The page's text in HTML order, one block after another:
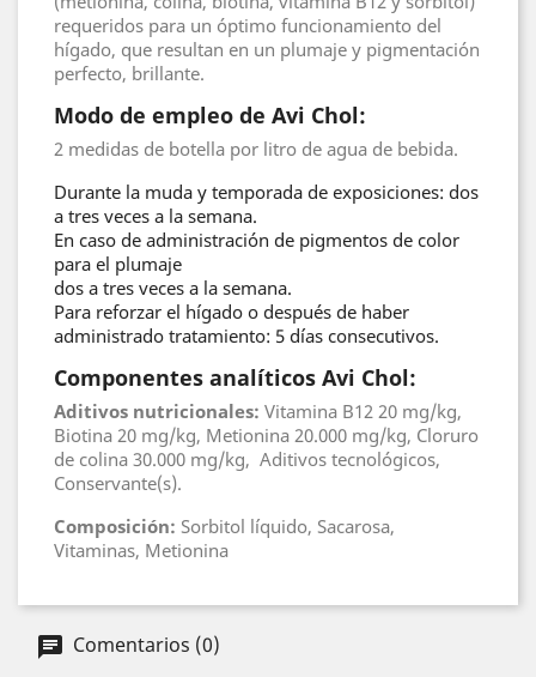
requeridos para un óptimo funcionamiento del
hígado, que resultan en un plumaje y pigmentación
perfecto, brillante.
Modo de empleo de Avi Chol:
2 medidas de botella por litro de agua de bebida.
Durante la muda y temporada de exposiciones: dos
a tres veces a la semana.
En caso de administración de pigmentos de color
para el plumaje
dos a tres veces a la semana.
Para reforzar el hígado o después de haber
administrado tratamiento: 5 días consecutivos.
Componentes analíticos Avi Chol:
Aditivos nutricionales: Vitamina B12 20 mg/kg,
Biotina 20 mg/kg, Metionina 20.000 mg/kg, Cloruro
de colina 30.000 mg/kg, Aditivos tecnológicos,
Conservante(s).
Composición: Sorbitol líquido, Sacarosa,
Vitaminas, Metionina
Comentarios (0)